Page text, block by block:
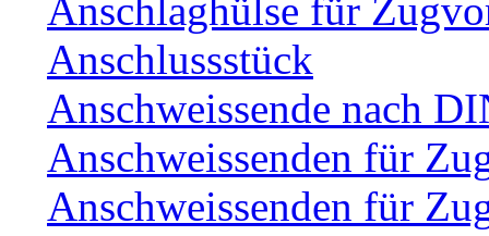
Anschlaghülse für
Anschlussstück
Anschweissende nach
Anschweissenden für
Anschweissenden für